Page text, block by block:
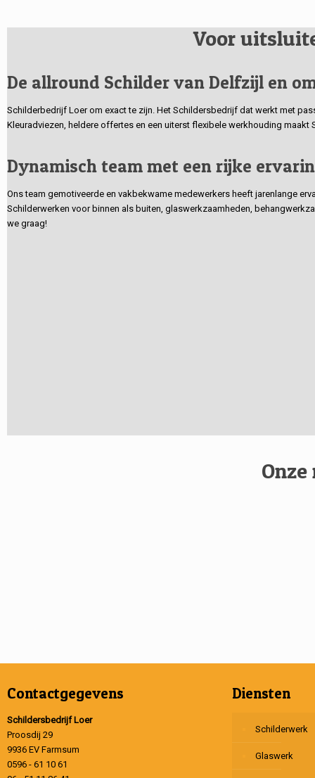
Voor
De allround Schilder van Delfzijl en
Schilderbedrijf Loer om exact te zijn. Het Schildersbedrijf dat werkt met
Kleuradviezen, heldere offertes en een uiterst flexibele werkhouding
Dynamisch team met een rijke
Ons team gemotiveerde en vakbekwame medewerkers heeft jarenlange
Schilderwerken voor binnen als buiten, glaswerkzaamheden,
we graag!
Contactgegevens
Schildersbedrijf Loer
Proosdij 29
9936 EV Farmsum
0596 - 61 10 61
Diensten
Schilderwerk
Glaswerk